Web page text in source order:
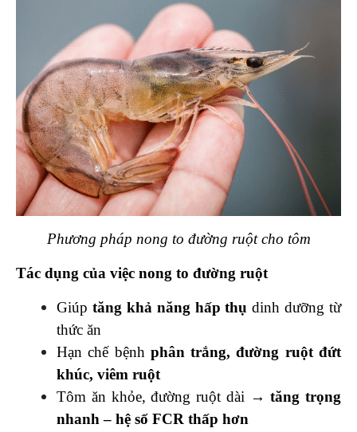
Phương pháp nong to đường ruột cho tôm
Tác dụng của việc nong to đường ruột
Giúp tăng khả năng hấp thụ dinh dưỡng từ
thức ăn
Hạn chế bệnh phân trắng, đường ruột đứt
khúc, viêm ruột
Tôm ăn khỏe, đường ruột dài →tăng trọng
nhanh – hệ số FCR thấp hơn